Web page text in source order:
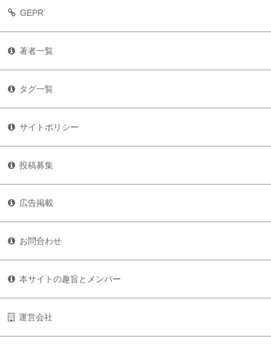
GEPR
著者一覧
タグ一覧
サイトポリシー
投稿募集
広告掲載
お問合わせ
本サイトの趣旨とメンバー
運営会社